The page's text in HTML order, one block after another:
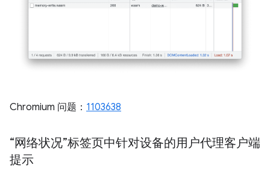
Chromium 问题： 1103638
“网络状况”标签页中针对设备的用户代理客户端
提示